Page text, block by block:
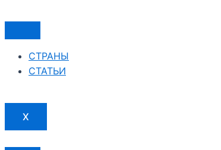
к
содержимому
СТРАНЫ
СТАТЬИ
X